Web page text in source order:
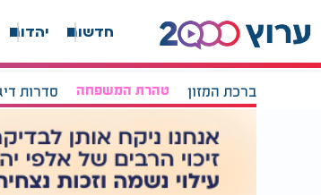
חדשות יהדות
ברכת המזון טהרת המשפחה סדרות